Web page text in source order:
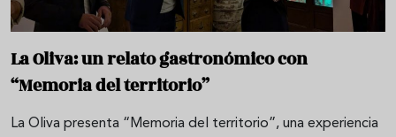
La Oliva: un relato gastronómico con
“Memoria del territorio”
La Oliva presenta “Memoria del territorio”, una experiencia